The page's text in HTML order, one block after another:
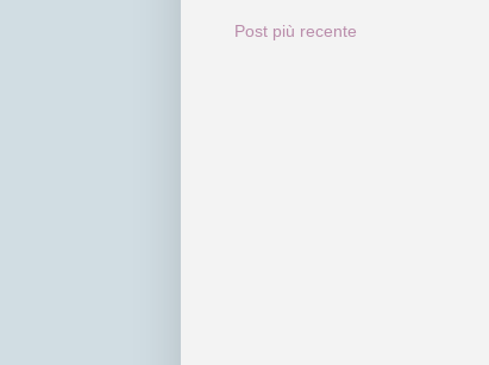
Post più recente